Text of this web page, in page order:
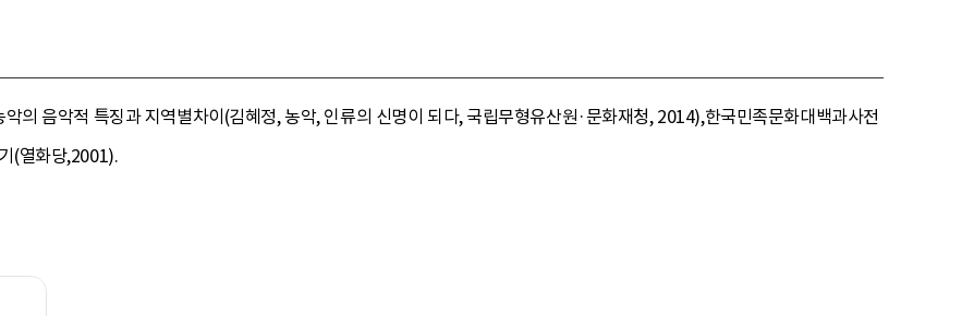
의 음악적 특징과 지역별차이(김혜정, 농악, 인류의 신명이 되다, 국립무형유산원·문화재청, 2014),한국민족문화대백과사전
(열화당,2001).